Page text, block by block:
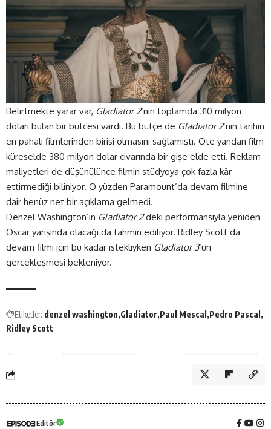
Belirtmekte yarar var, Gladiator 2‘nin toplamda 310 milyon
doları bulan bir bütçesi vardı. Bu bütçe de Gladiator 2‘nin tarihin
en pahalı filmlerinden birisi olmasını sağlamıştı. Öte yandan film
küreselde 380 milyon dolar civarında bir gişe elde etti. Reklam
maliyetleri de düşünülünce filmin stüdyoya çok fazla kâr
ettirmediği biliniyor. O yüzden Paramount’da devam filmine
dair henüz net bir açıklama gelmedi.
Denzel Washington’ın Gladiator 2‘deki performansıyla yeniden
Oscar yarışında olacağı da tahmin ediliyor. Ridley Scott da
devam filmi için bu kadar istekliyken Gladiator 3‘ün
gerçekleşmesi bekleniyor.
Etiketler: denzel washington Gladiator Paul Mescal Pedro Pascal
Ridley Scott
Editör